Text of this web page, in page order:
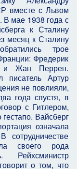
вместе с Львом
В мае 1938 года с
к Сталину
месяц к Сталину
трое
Фредерик
и Жан Перрен.
писатель Артур
не повлияли,
года спустя, в
с Гитлером,
Вайсберг
означала
своего рода
Рейхсминистр
о том, что